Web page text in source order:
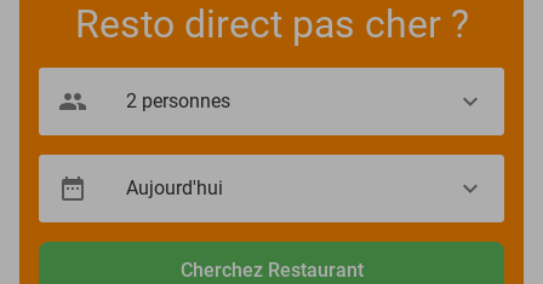
Resto direct pas cher ?
Cherchez Restaurant